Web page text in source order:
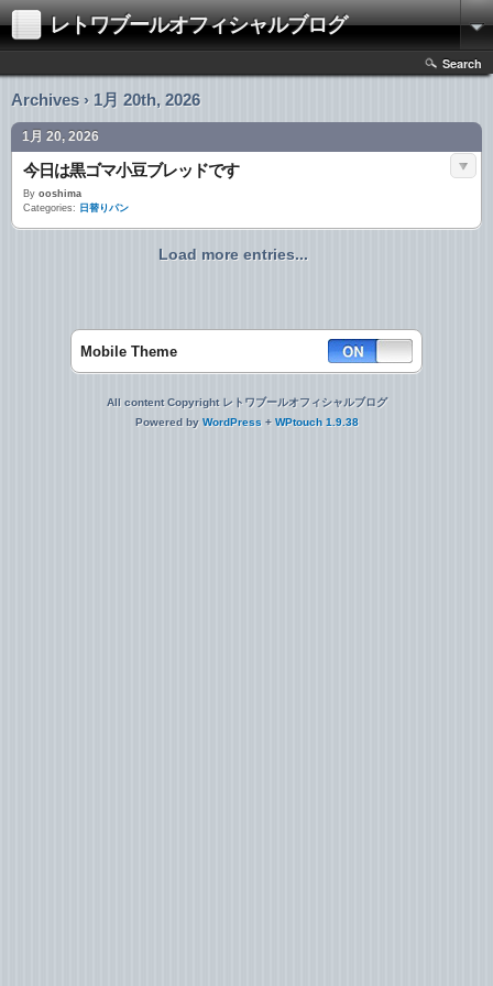
レトワブールオフィシャルブログ
Search
Archives › 1月 20th, 2026
1月 20, 2026
今日は黒ゴマ小豆ブレッドです
By ooshima
Categories: 日替りパン
Load more entries...
Mobile Theme
All content Copyright レトワブールオフィシャルブログ
Powered by WordPress + WPtouch 1.9.38